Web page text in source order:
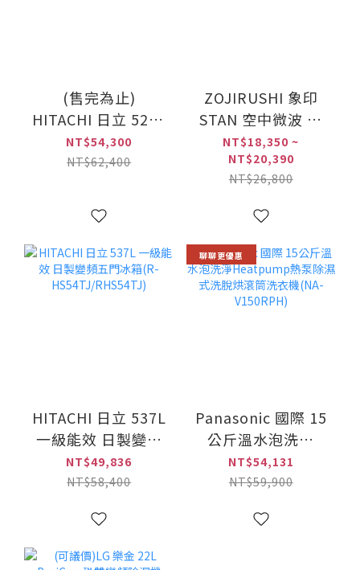
(售完為止)
HITACHI 日立 527L
一級能效 日製變頻
六門冰箱(R-
NT$54,300
NT$62,400
ZOJIRUSHI 象印
STAN 空中微波 烘
烤微波爐(ES-
SAF26)
NT$18,350 ~
NT$20,390
NT$26,800
HITACHI 日立 537L
一級能效 日製變頻
五門冰箱(R-
HS54TJ/RHS54TJ)
NT$49,836
NT$58,400
聊聊更優惠
Panasonic 國際 15
公斤溫水泡洗淨
Heatpump熱泵除
濕式洗脫烘滾筒洗
NT$54,131
NT$59,900